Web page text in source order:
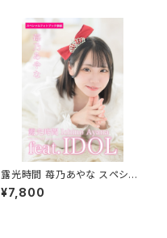
露光時間 苺乃あやな スペシャ
ルフォトブック
¥7,800